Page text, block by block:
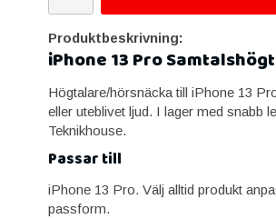
Produktbeskrivning:
iPhone 13 Pro
Högtalare/hörsnäcka till iPhone 13
eller uteblivet ljud. I lager med snabb
Teknikhouse.
Passar till
iPhone 13 Pro. Välj alltid produkt
passform.